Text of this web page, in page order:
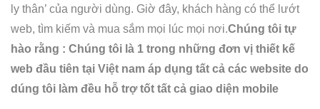
ly thân’ của người dùng. Giờ đây, khách hàng có thể lướt
web, tìm kiếm và mua sắm mọi lúc mọi nơi.Chúng tôi tự
hào rằng : Chúng tôi là 1 trong những đơn vị thiết kế
web đầu tiên tại Việt nam áp dụng tất cả các website do
dúng tôi làm đều hỗ trợ tốt tất cả giao diện mobile